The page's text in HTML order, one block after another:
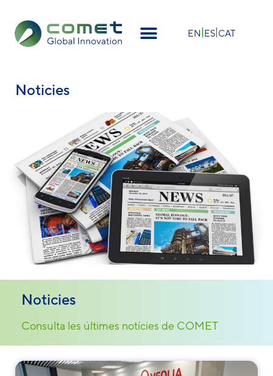
EN ES CAT
Noticies
Noticies
Consulta les últimes notícies de COMET